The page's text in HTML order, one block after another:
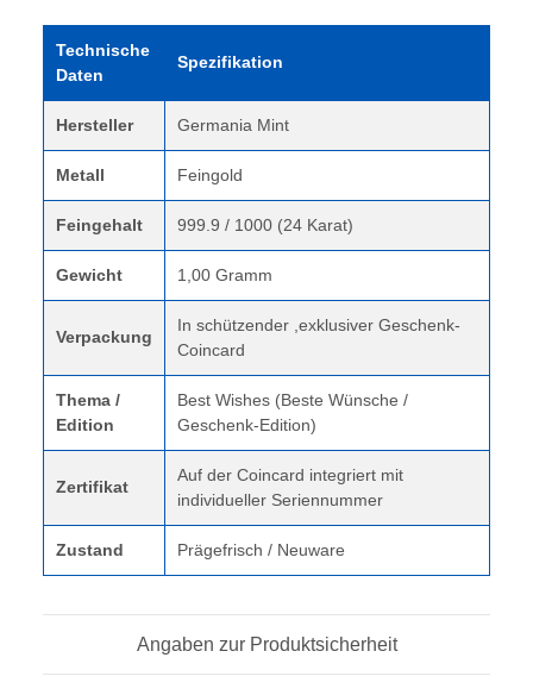
Technische
Daten
Spezifikation
Hersteller Germania Mint
Metall Feingold
Feingehalt 999.9 / 1000 (24 Karat)
Gewicht 1,00 Gramm
Verpackung
In schützender ,exklusiver Geschenk-
Coincard
Thema /
Edition
Best Wishes (Beste Wünsche /
Geschenk-Edition)
Zertifikat
Auf der Coincard integriert mit
individueller Seriennummer
Zustand Prägefrisch / Neuware
Angaben zur Produktsicherheit